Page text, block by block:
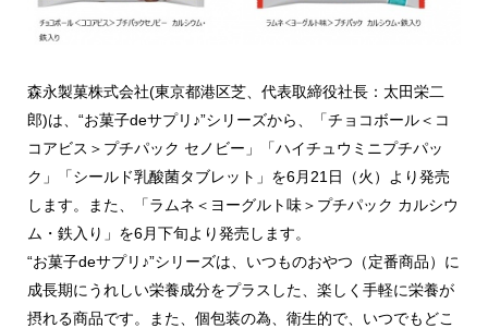
森永製菓株式会社(東京都港区芝、代表取締役社長：太田栄二
郎)は、“お菓子deサプリ♪”シリーズから、「チョコボール＜コ
コアビス＞プチパック セノビー」「ハイチュウミニプチパッ
ク」「シールド乳酸菌タブレット」を6月21日（火）より発売
します。また、「ラムネ＜ヨーグルト味＞プチパック カルシウ
ム・鉄入り」を6月下旬より発売します。
“お菓子deサプリ♪”シリーズは、いつものおやつ（定番商品）に
成長期にうれしい栄養成分をプラスした、楽しく手軽に栄養が
摂れる商品です。また、個包装の為、衛生的で、いつでもどこ